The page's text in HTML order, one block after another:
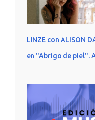
LINZE con ALISON
en "Abrigo de piel".